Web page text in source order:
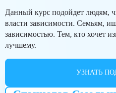
Данный курс подойдет людям,
власти зависимости. Семьям,
зависимостью. Тем, кто хочет
лучшему.
УЗНАТЬ